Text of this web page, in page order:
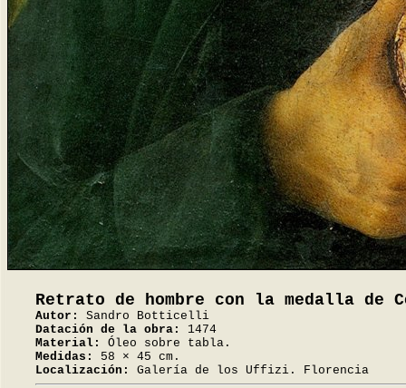
Retrato de hombre con la medalla de
Autor:
Sandro Botticelli
Datación de la obra:
1474
Material:
Óleo sobre tabla.
Medidas:
58 × 45 cm.
Localización:
Galería de los Uffizi. Florencia